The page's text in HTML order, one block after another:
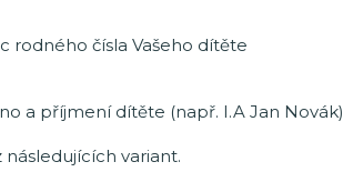
rodného čísla Vašeho dítěte
a příjmení dítěte (např. I.A Jan Novák)
variant.